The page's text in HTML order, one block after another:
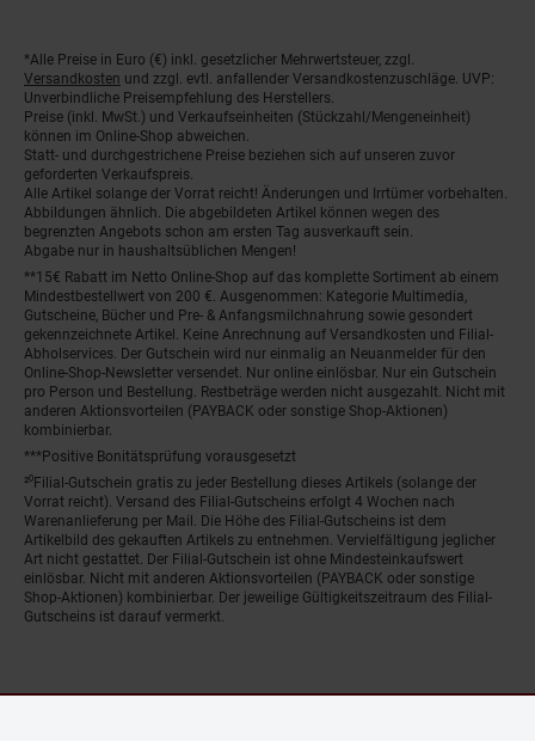
Fußnoten
*Alle Preise in Euro (€) inkl. gesetzlicher Mehrwertsteuer, zzgl.
Versandkosten und zzgl. evtl. anfallender Versandkostenzuschläge. UVP:
Unverbindliche Preisempfehlung des Herstellers.
Preise (inkl. MwSt.) und Verkaufseinheiten (Stückzahl/Mengeneinheit)
können im Online-Shop abweichen.
Statt- und durchgestrichene Preise beziehen sich auf unseren zuvor
geforderten Verkaufspreis.
Alle Artikel solange der Vorrat reicht! Änderungen und Irrtümer vorbehalten.
Abbildungen ähnlich. Die abgebildeten Artikel können wegen des
begrenzten Angebots schon am ersten Tag ausverkauft sein.
Abgabe nur in haushaltsüblichen Mengen!
**15€ Rabatt im Netto Online-Shop auf das komplette Sortiment ab einem
Mindestbestellwert von 200 €. Ausgenommen: Kategorie Multimedia,
Gutscheine, Bücher und Pre- & Anfangsmilchnahrung sowie gesondert
gekennzeichnete Artikel. Keine Anrechnung auf Versandkosten und Filial-
Abholservices. Der Gutschein wird nur einmalig an Neuanmelder für den
Online-Shop-Newsletter versendet. Nur online einlösbar. Nur ein Gutschein
pro Person und Bestellung. Restbeträge werden nicht ausgezahlt. Nicht mit
anderen Aktionsvorteilen (PAYBACK oder sonstige Shop-Aktionen)
kombinierbar.
***Positive Bonitätsprüfung vorausgesetzt
²⁰Filial-Gutschein gratis zu jeder Bestellung dieses Artikels (solange der
Vorrat reicht). Versand des Filial-Gutscheins erfolgt 4 Wochen nach
Warenanlieferung per Mail. Die Höhe des Filial-Gutscheins ist dem
Artikelbild des gekauften Artikels zu entnehmen. Vervielfältigung jeglicher
Art nicht gestattet. Der Filial-Gutschein ist ohne Mindesteinkaufswert
einlösbar. Nicht mit anderen Aktionsvorteilen (PAYBACK oder sonstige
Shop-Aktionen) kombinierbar. Der jeweilige Gültigkeitszeitraum des Filial-
Gutscheins ist darauf vermerkt.